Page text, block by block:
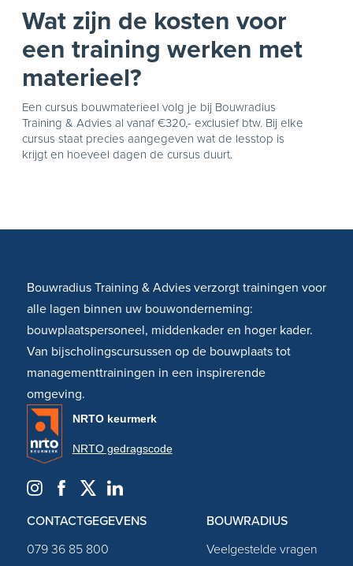
Wat zijn de kosten voor
een training werken met
materieel?
Een cursus bouwmaterieel volg je bij Bouwradius
Training & Advies al vanaf €320,- exclusief btw. Bij elke
cursus staat precies aangegeven wat de lesstop is
krijgt en hoeveel dagen de cursus duurt.
Bouwradius Training & Advies verzorgt trainingen voor
alle lagen binnen uw bouwonderneming:
bouwplaatspersoneel, middenkader en hoger kader.
Van bijscholingscursussen op de bouwplaats tot
managementtrainingen in een inspirerende
omgeving.
NRTO keurmerk
NRTO gedragscode
CONTACTGEGEVENS
079 36 85 800
BOUWRADIUS
Veelgestelde vragen